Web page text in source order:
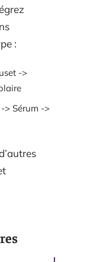
:
->
> Sérum ->